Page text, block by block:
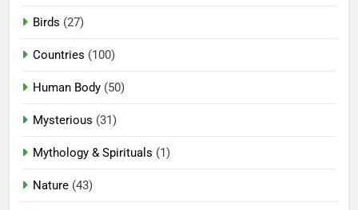
Birds (27)
Countries (100)
Human Body (50)
Mysterious (31)
Mythology & Spirituals (1)
Nature (43)